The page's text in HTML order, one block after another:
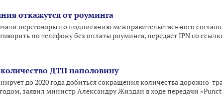
откажутся от роуминга
переговоры по подписанию межправительственного
по телефону без оплаты роуминга, передает IPN со
ДТП наполовину
до 2020 года добиться сокращения количества дорожно-
заявил министр Александру Жиздан в ходе передачи